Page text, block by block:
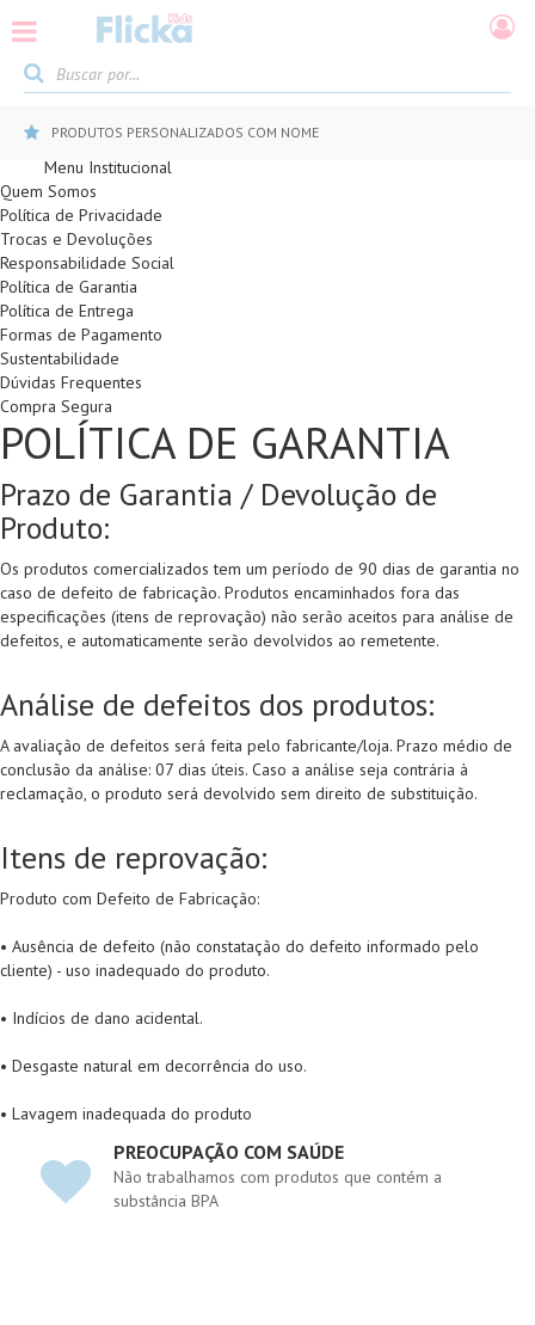
PRODUTOS PERSONALIZADOS COM NOME
Menu Institucional
Quem Somos
Política de Privacidade
Trocas e Devoluções
Responsabilidade Social
Política de Garantia
Política de Entrega
Formas de Pagamento
Sustentabilidade
Dúvidas Frequentes
Compra Segura
POLÍTICA DE GARANTIA
Prazo de Garantia / Devolução de
Produto:
Os produtos comercializados tem um período de 90 dias de garantia no
caso de defeito de fabricação. Produtos encaminhados fora das
especificações (itens de reprovação) não serão aceitos para análise de
defeitos, e automaticamente serão devolvidos ao remetente.
Análise de defeitos dos produtos:
A avaliação de defeitos será feita pelo fabricante/loja. Prazo médio de
conclusão da análise: 07 dias úteis. Caso a análise seja contrária à
reclamação, o produto será devolvido sem direito de substituição.
Itens de reprovação:
Produto com Defeito de Fabricação:
• Ausência de defeito (não constatação do defeito informado pelo
cliente) - uso inadequado do produto.
• Indícios de dano acidental.
• Desgaste natural em decorrência do uso.
• Lavagem inadequada do produto
PREOCUPAÇÃO COM SAÚDE
Não trabalhamos com produtos que contém a
substância BPA